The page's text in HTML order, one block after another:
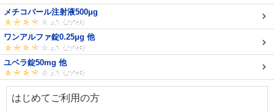
メチコバール注射液500μg
ワンアルファ錠0.25μg 他
ユベラ錠50mg 他
はじめてご利用の方